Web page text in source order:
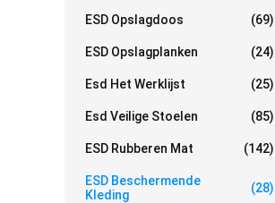
ESD Opslagdoos (69)
ESD Opslagplanken (24)
Esd Het Werklijst (25)
Esd Veilige Stoelen (85)
ESD Rubberen Mat (142)
ESD Beschermende
Kleding
(28)